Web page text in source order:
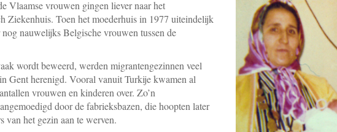
Vlaamse vrouwen gingen liever naar het
Ziekenhuis. Toen het moederhuis in 1977 uiteindelijk
nauwelijks Belgische vrouwen tussen de
wordt beweerd, werden migrantengezinnen veel
Gent herenigd. Vooral vanuit Turkije kwamen al
vrouwen en kinderen over. Zo’n
door de fabrieksbazen, die hoopten later
van het gezin aan te werven.